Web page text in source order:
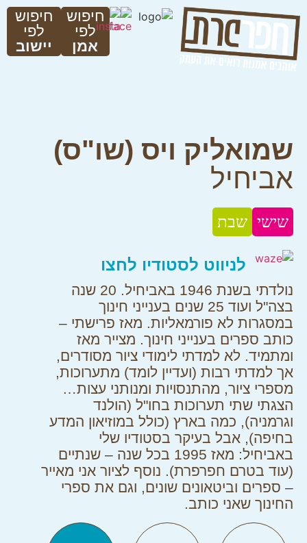
חיפוש
לפי
אמן
חיפוש
לפי
יישוב
שמואליק ויס (שו"ס)
אביחיל
שישי שבת
לניווט לסטודיו לחצו
נולדתי בשנת 1946 באביחיל. 20 שנה
בצה"ל ועוד 25 שנים בענייני חינוך
במסגרות לא פורמאליות. מאז פרישתי –
כותב ספרים בענייני חינוך. מצייר מאז
ומתמיד. לא למדתי לימודי ציור מסודרים,
אך למדתי רבות (ועדיין לומד) מתערוכות,
מספרי ציור, מהתנסויות ומנותני עצות…
הצגתי שתי תערוכות בחו"ל (הולנד
וגרמניה), כמה בארץ (כולל במוזיאון המדע
בחיפה), אבל בעיקר בסטודיו שלי
באביחיל: מאז 1995 בכל שנה – שנתיים
(עוד בטרם חפרפרת). נוסף לציור אני מאייר
– ספרים וביטאונים שונים, וגם את ספרי
החינוך שאני כותב.